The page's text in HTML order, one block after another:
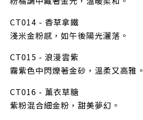
CT014 - 香草拿鐵
淺米金粉感，如午後陽光灑落。
CT015 - 浪漫雲紫
霧紫色中閃爍著金砂，溫柔又高雅。
CT016 - 薰衣草糖
紫粉混合細金粉，甜美夢幻。